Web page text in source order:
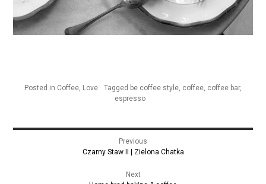
Posted in Coffee, Love Tagged be coffee style, coffee, coffee bar,
espresso
Previous
Previous
Czarny Staw II | Zielona Chatka
Next